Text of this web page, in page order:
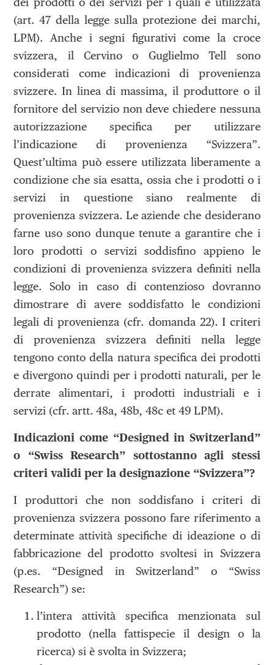
(art. 47 della legge sulla protezione dei marchi,
LPM). Anche i segni figurativi come la croce
svizzera, il Cervino o Guglielmo Tell sono
considerati come indicazioni di provenienza
svizzere. In linea di massima, il produttore o il
fornitore del servizio non deve chiedere nessuna
autorizzazione specifica per utilizzare
l’indicazione di provenienza “Svizzera”.
Quest’ultima può essere utilizzata liberamente a
condizione che sia esatta, ossia che i prodotti o i
servizi in questione siano realmente di
provenienza svizzera. Le aziende che desiderano
farne uso sono dunque tenute a garantire che i
loro prodotti o servizi soddisfino appieno le
condizioni di provenienza svizzera definiti nella
legge. Solo in caso di contenzioso dovranno
dimostrare di avere soddisfatto le condizioni
legali di provenienza (cfr. domanda 22). I criteri
di provenienza svizzera definiti nella legge
tengono conto della natura specifica dei prodotti
e divergono quindi per i prodotti naturali, per le
derrate alimentari, i prodotti industriali e i
servizi (cfr. artt. 48a, 48b, 48c et 49 LPM).
Indicazioni come “Designed in Switzerland”
o “Swiss Research” sottostanno agli stessi
criteri validi per la designazione “Svizzera”?
I produttori che non soddisfano i criteri di
provenienza svizzera possono fare riferimento a
determinate attività specifiche di ideazione o di
fabbricazione del prodotto svoltesi in Svizzera
(p.es. “Designed in Switzerland” o “Swiss
Research”) se:
l’intera attività specifica menzionata sul
prodotto (nella fattispecie il design o la
ricerca) si è svolta in Svizzera;